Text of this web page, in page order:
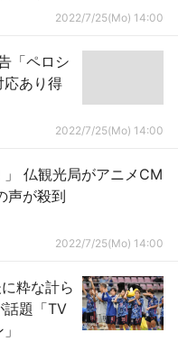
2022/7/25(Mo) 14:00
「ペロシ
応あり得
2022/7/25(Mo) 14:00
仏観光局がアニメCM
声が殺到
2022/7/25(Mo) 14:00
粋な計ら
話題「TV